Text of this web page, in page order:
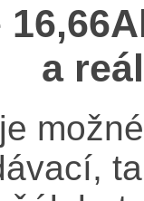
a